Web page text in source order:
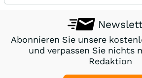
Abonnieren Sie unsere
und verpassen Sie nichts
Redaktion